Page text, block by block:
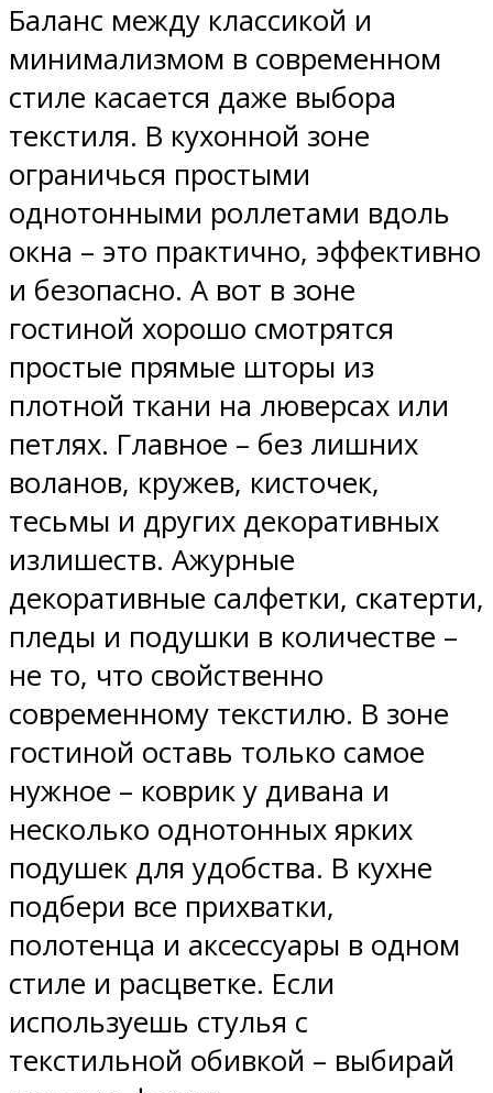
Баланс между классикой и
минимализмом в современном
стиле касается даже выбора
текстиля. В кухонной зоне
ограничься простыми
однотонными роллетами вдоль
окна – это практично, эффективно
и безопасно. А вот в зоне
гостиной хорошо смотрятся
простые прямые шторы из
плотной ткани на люверсах или
петлях. Главное – без лишних
воланов, кружев, кисточек,
тесьмы и других декоративных
излишеств. Ажурные
декоративные салфетки, скатерти,
пледы и подушки в количестве –
не то, что свойственно
современному текстилю. В зоне
гостиной оставь только самое
нужное – коврик у дивана и
несколько однотонных ярких
подушек для удобства. В кухне
подбери все прихватки,
полотенца и аксессуары в одном
стиле и расцветке. Если
используешь стулья с
текстильной обивкой – выбирай